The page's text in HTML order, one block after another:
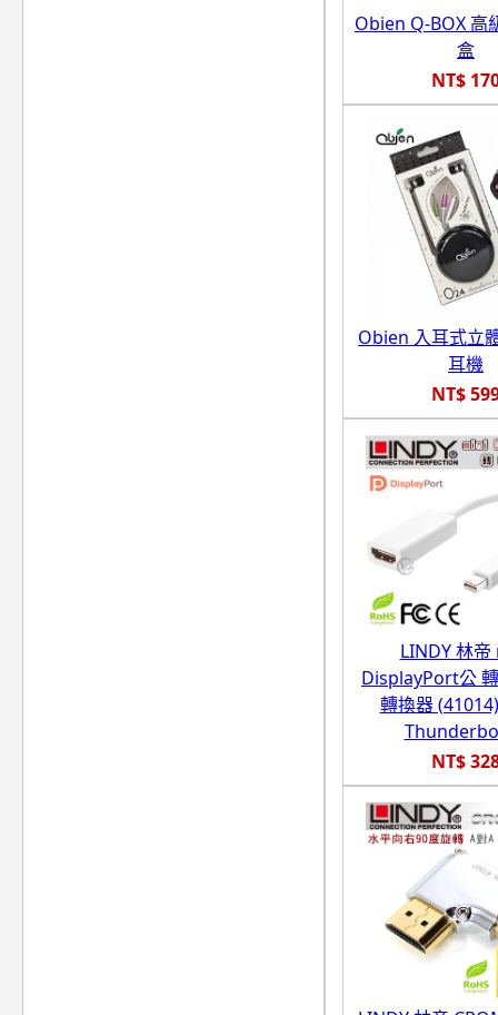
Obien Q-BOX 高
盒
NT$
Obien 入耳式立
耳機
NT$
LINDY 林
DisplayPort公
轉換器
NT$